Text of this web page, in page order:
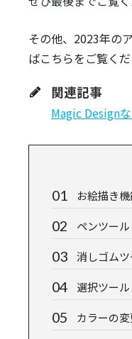
その他、2023年の
ばこちらをご覧くだ
関連記事
Magic Design
お絵描き
ペンツール
消しゴム
選択ツール
カラーの変